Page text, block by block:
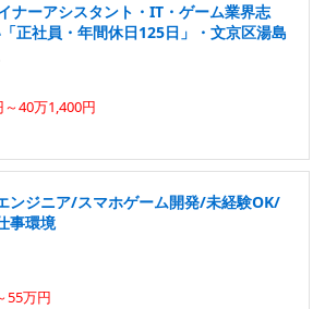
ナーアシスタント・IT・ゲーム業界志
正社員・年間休日125日」・文京区湯島
40万1,400円
ンジニア/スマホゲーム開発/未経験OK/
事環境
55万円